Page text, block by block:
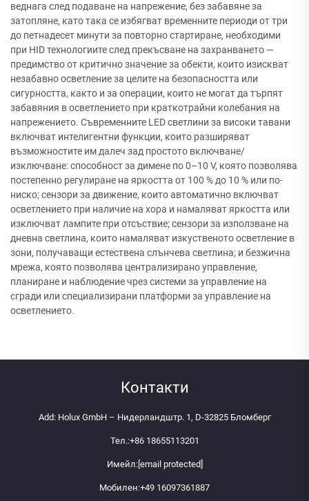
веднага след подаване на напрежение, без забавяне за
затопляне, като така се избягват временните периоди от три
до петнадесет минути за повторно стартиране, необходими
при HID технологиите след прекъсване на захранването —
предимство от критично значение за обекти, които изискват
незабавно осветление за целите на безопасността или
сигурността, както и за операции, които не могат да търпят
забавяния в осветлението при краткотрайни колебания на
напрежението. Съвременните LED светлини за високи тавани
включват интелигентни функции, които разширяват
възможностите им далеч зад простото включване/
изключване: способност за димене по 0–10 V, която позволява
постепенно регулиране на яркостта от 100 % до 10 % или по-
ниско; сензори за движение, които автоматично включват
осветлението при наличие на хора и намаляват яркостта или
изключват лампите при отсъствие; сензори за използване на
дневна светлина, които намаляват изкуственото осветление в
зони, получаващи естествена слънчева светлина; и безжична
мрежа, която позволява централизирано управление,
планиране и наблюдение чрез системи за управление на
сгради или специализирани платформи за управление на
осветлението.
Контакти
Add: Holux GmbH – Нидерландштр. 1, D-32825 Бломберг
Тел.:+86 18655113201
Имейл:[email protected]
Мобилен:+49 16097361887